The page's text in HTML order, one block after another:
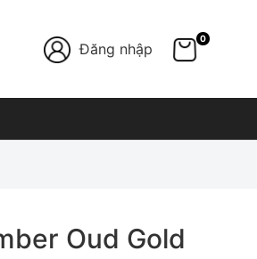
Đăng nhập
0
Oud Gold